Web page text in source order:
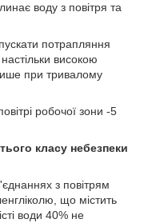
воду з повітря та
потрапляння
високою
при тривалому
робочої зони -5
класу небезпеки
з повітрям
що містить
води 40% не